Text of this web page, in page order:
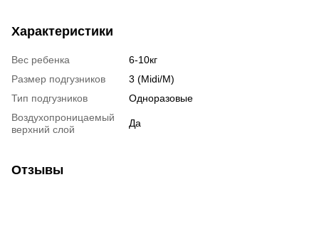
Характеристики
Вес ребенка
6-10кг
Размер подгузников
3 (Midi/M)
Тип подгузников
Одноразовые
Воздухопроницаемый
верхний слой
Да
Отзывы